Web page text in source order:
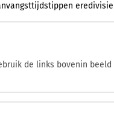
eredivisie
de links bovenin